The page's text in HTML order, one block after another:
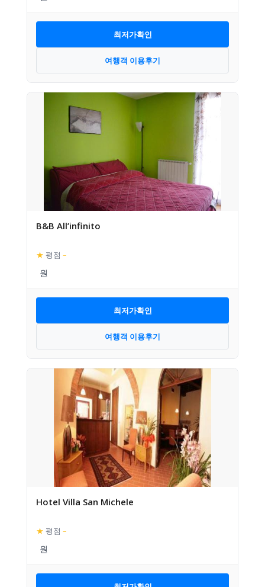
최저가확인
여행객 이용후기
B&B All’infinito
★ 평점 –
최저가확인
여행객 이용후기
Hotel Villa San Michele
★ 평점 –